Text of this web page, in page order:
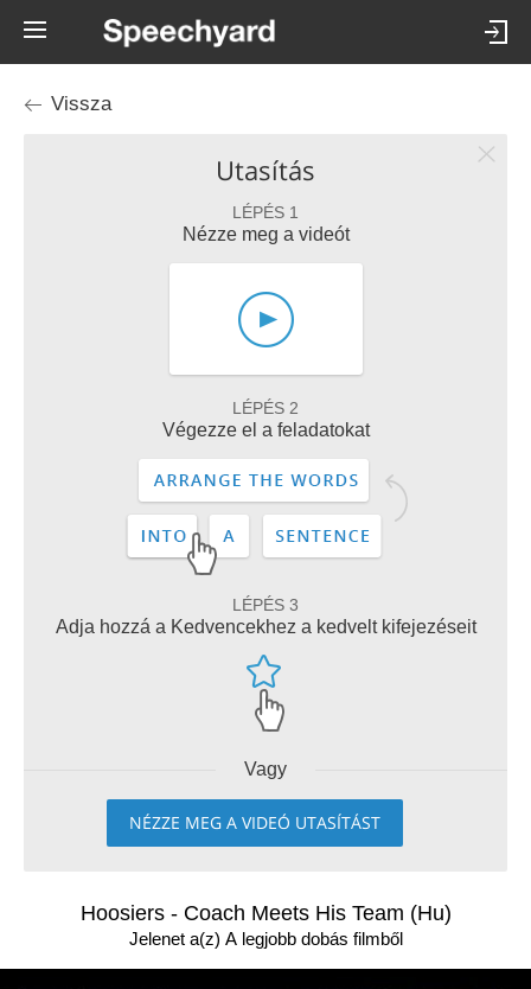
Vissza
Utasítás
LÉPÉS 1
Nézze meg a videót
LÉPÉS 2
Végezze el a feladatokat
LÉPÉS 3
Adja hozzá a Kedvencekhez a kedvelt kifejezéseit
Vagy
NÉZZE MEG A VIDEÓ UTASÍTÁST
Hoosiers - Coach Meets His Team (Hu)
Jelenet a(z) A legjobb dobás filmből